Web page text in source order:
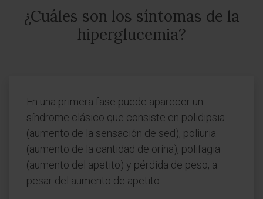
¿Cuáles son los síntomas de la
hiperglucemia?
En una primera fase puede aparecer un
síndrome clásico que consiste en polidipsia
(aumento de la sensación de sed), poliuria
(aumento de la cantidad de orina), polifagia
(aumento del apetito) y pérdida de peso, a
pesar del aumento de apetito.